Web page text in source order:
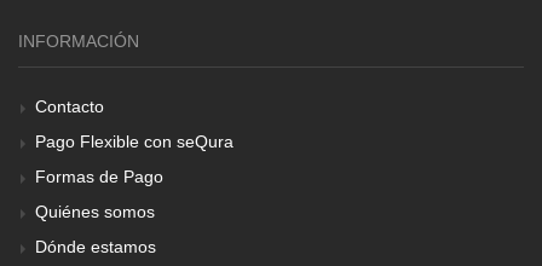
INFORMACIÓN
Contacto
Pago Flexible con seQura
Formas de Pago
Quiénes somos
Dónde estamos